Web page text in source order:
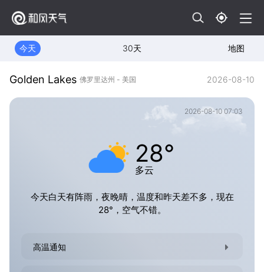
今天 30天 地图
Golden Lakes 佛罗里达州 - 美国 2026-08-10
2026-08-10 07:03
28°
多云
今天白天有阵雨，夜晚晴，温度和昨天差不多，现在
28°，空气不错。
高温通知